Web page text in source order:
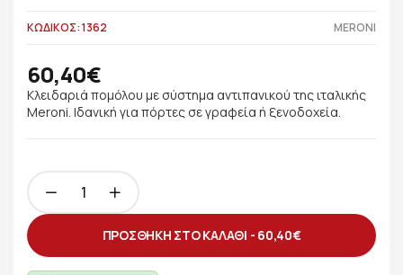
ΚΩΔΙΚΟΣ: 1362 MERONI
60,40€
Κλειδαριά πομόλου με σύστημα αντιπανικού της ιταλικής
Meroni. Ιδανική για πόρτες σε γραφεία ή ξενοδοχεία.
ΠΡΟΣΘΗΚΗ ΣΤΟ ΚΑΛΑΘΙ - 60,40€